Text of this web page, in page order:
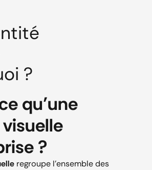
?
qu’une
?
regroupe l’ensemble des